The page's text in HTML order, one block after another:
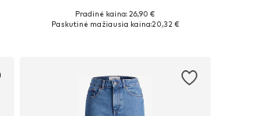
+3
Yra daugybė dydžių
Pradinė kaina: 26,90 €
Paskutinė mažiausia kaina:20,32 €